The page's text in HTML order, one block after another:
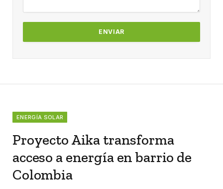
ENERGÍA SOLAR
Proyecto Aika transforma
acceso a energía en barrio de
Colombia